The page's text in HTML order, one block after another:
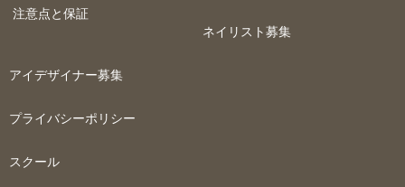
注意点と保証
ネイリスト募集
アイデザイナー募集
プライバシーポリシー
スクール